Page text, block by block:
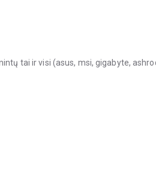
tai ir visi (asus, msi, gigabyte,